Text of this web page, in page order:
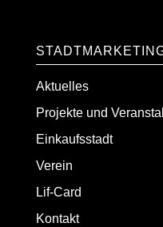
Aktuelles
Projekte und
Einkaufsstadt
Verein
Lif-Card
Kontakt